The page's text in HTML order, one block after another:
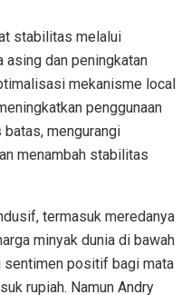
stabilitas melalui
asing dan peningkatan
mekanisme local
penggunaan
mengurangi
menambah stabilitas
termasuk meredanya
minyak dunia di bawah
sentimen positif bagi mata
rupiah. Namun Andry